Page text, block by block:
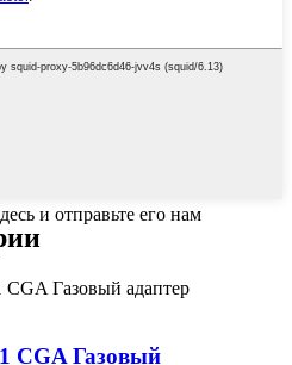
и отправьте его нам
CGA Газовый